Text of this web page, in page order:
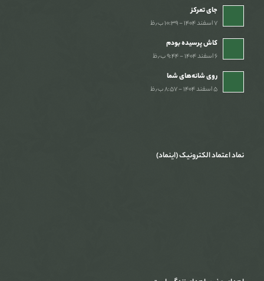
جای تمرکز
۷ اسفند ۱۴۰۴ - ۱۰:۳۹ ب٫ظ
کاش پرسیده بودم
۶ اسفند ۱۴۰۴ - ۹:۴۴ ب٫ظ
روی شانه‌های شما
۵ اسفند ۱۴۰۴ - ۸:۵۷ ب٫ظ
نماد اعتماد الکترونیک (اینماد)